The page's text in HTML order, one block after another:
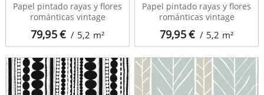
79,95€ / 5,2 m²
Papel pintado rayas y flores
románticas vintage
79,95€ / 5,2 m²
Papel pintado rayas y flores
románticas vintage